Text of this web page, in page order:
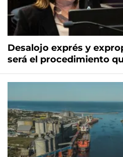
Desalojo exprés y
será el procedimiento